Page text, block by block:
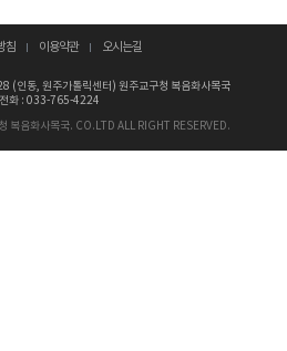
침 이용약관 오시는길
(인동, 원주가톨릭센터) 원주교구청 복음화사목국
화 : 033-765-4224
복음화사목국. CO.LTD ALL RIGHT RESERVED.